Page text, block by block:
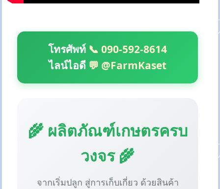
โทรศัพท์ 📞 090-592-8614
ไลน์ไอดี 💬 @FarmKaset
🌾 ผลิตภัณฑ์เกษตรครบ
วงจร 🌾
จากเริ่มปลูก สู่การเก็บเกี่ยว ด้วยสินค้า